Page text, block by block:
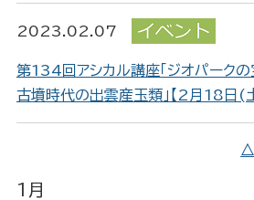
2023.02.07
第134回アシカル講座「ジオパーク
古墳時代の出雲産玉類」【2月18日(
△
1月